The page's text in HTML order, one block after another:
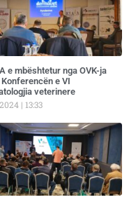
e mbështetur nga OVK-ja
e VI
veterinere
13:33